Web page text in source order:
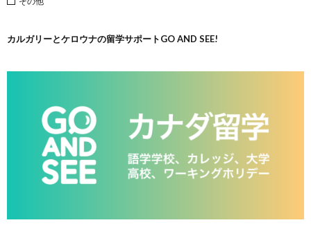
カルガリーとケロウナの留学サポートGO AND SEE!